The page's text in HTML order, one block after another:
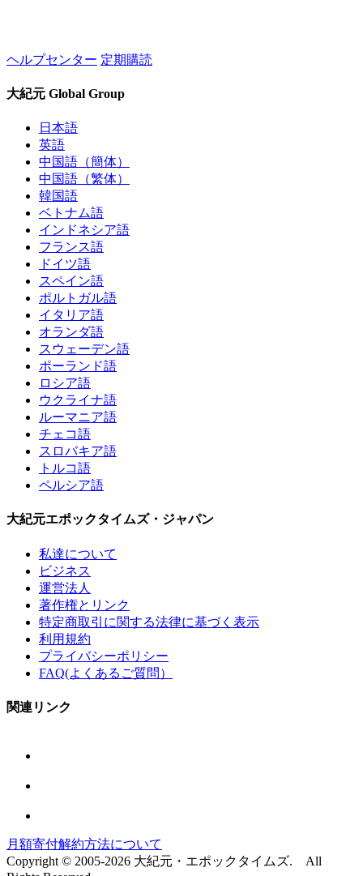
ヘルプセンター 定期購読
大紀元 Global Group
日本語
英語
中国語（簡体）
中国語（繁体）
韓国語
ベトナム語
インドネシア語
フランス語
ドイツ語
スペイン語
ポルトガル語
イタリア語
オランダ語
スウェーデン語
ポーランド語
ロシア語
ウクライナ語
ルーマニア語
チェコ語
スロバキア語
トルコ語
ペルシア語
大紀元エポックタイムズ・ジャパン
私達について
ビジネス
運営法人
著作権とリンク
特定商取引に関する法律に基づく表示
利用規約
プライバシーポリシー
FAQ(よくあるご質問）
関連リンク
月額寄付解約方法について
Copyright © 2005-2026 大紀元・エポックタイムズ. All